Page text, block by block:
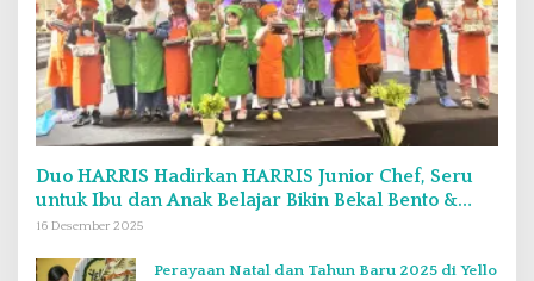
Duo HARRIS Hadirkan HARRIS Junior Chef, Seru
untuk Ibu dan Anak Belajar Bikin Bekal Bento &
Kimbab
16 Desember 2025
Perayaan Natal dan Tahun Baru 2025 di Yello